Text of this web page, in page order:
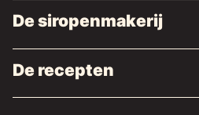
De siropenmakerij
De recepten